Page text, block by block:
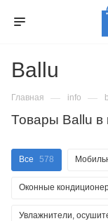
Ballu
Главная — info —
Товары Ballu
Все 578
Оконные
Увлажнители,